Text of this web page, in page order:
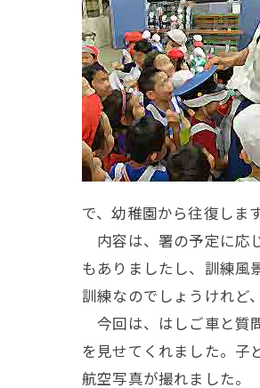
で、幼稚園から往復しま
内容は、署の予定に応
もありましたし、訓練風
訓練なのでしょうけれど
今回は、はしご車と質
を見せてくれました。子
航空写真が撮れました。